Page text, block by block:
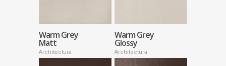
Warm Grey
Matt
Architectura
Warm Grey
Glossy
Architectura